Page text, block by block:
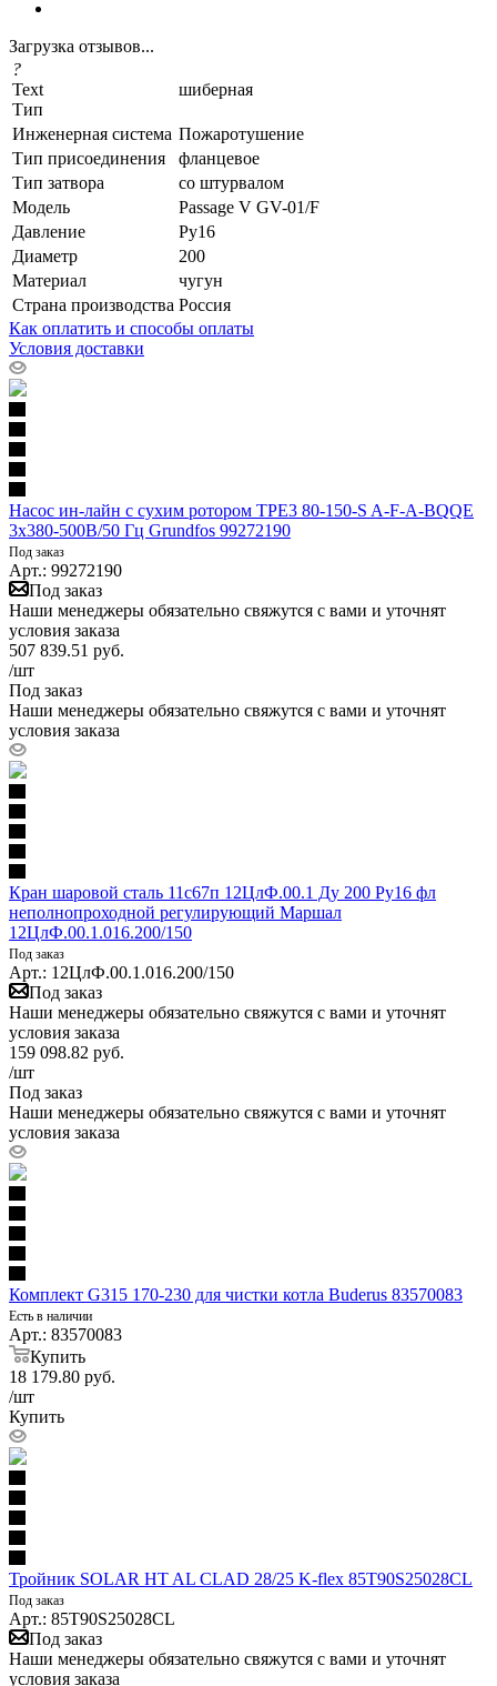
Загрузка отзывов...
?
Text
Тип
шиберная
Инженерная система Пожаротушение
Тип присоединения
фланцевое
Тип затвора
со штурвалом
Модель
Passage V GV-01/F
Давление
Ру16
Диаметр
200
Материал
чугун
Страна производства Россия
Как оплатить и способы оплаты
Условия доставки
Насос ин-лайн с сухим ротором TPE3 80-150-S A-F-A-BQQE
3х380-500В/50 Гц Grundfos 99272190
Под заказ
Арт.: 99272190
Под заказ
Наши менеджеры обязательно свяжутся с вами и уточнят
условия заказа
507 839.51 руб.
/шт
Под заказ
Наши менеджеры обязательно свяжутся с вами и уточнят
условия заказа
Кран шаровой сталь 11с67п 12ЦлФ.00.1 Ду 200 Ру16 фл
неполнопроходной регулирующий Маршал
12ЦлФ.00.1.016.200/150
Под заказ
Арт.: 12ЦлФ.00.1.016.200/150
Под заказ
Наши менеджеры обязательно свяжутся с вами и уточнят
условия заказа
159 098.82 руб.
/шт
Под заказ
Наши менеджеры обязательно свяжутся с вами и уточнят
условия заказа
Комплект G315 170-230 для чистки котла Buderus 83570083
Есть в наличии
Арт.: 83570083
Купить
18 179.80 руб.
/шт
Купить
Тройник SOLAR HT AL CLAD 28/25 K-flex 85T90S25028CL
Под заказ
Арт.: 85T90S25028CL
Под заказ
Наши менеджеры обязательно свяжутся с вами и уточнят
условия заказа